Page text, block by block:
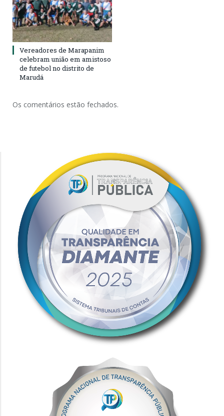
Vereadores de Marapanim
celebram união em amistoso
de futebol no distrito de
Marudá
Os comentários estão fechados.